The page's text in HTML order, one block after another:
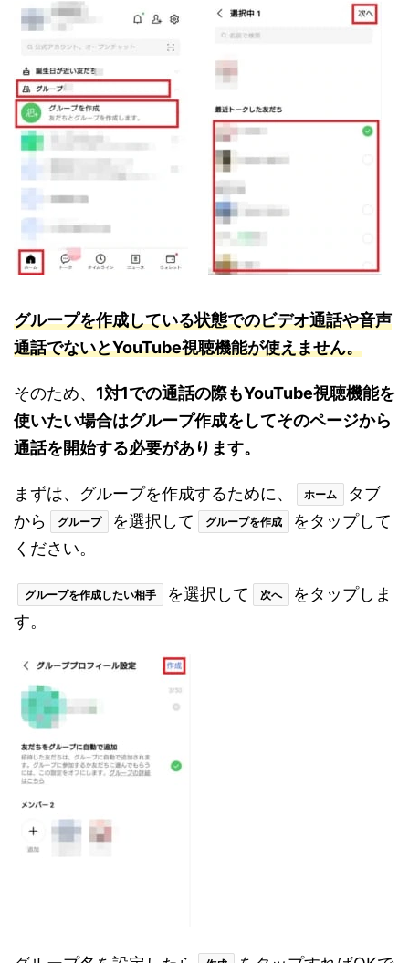
グループを作成している状態でのビデオ通話や音声
通話でないとYouTube視聴機能が使えません。
そのため、 1対1での通話の際もYouTube視聴機能を
使いたい場合はグループ作成をしてそのページから
通話を開始する必要があります。
まずは、グループを作成するために、 ホーム
タブ
から
グループ を選択して グループを作成
をタップして
ください。
グループを作成したい相手 を選択して 次へ
をタップしま
す。